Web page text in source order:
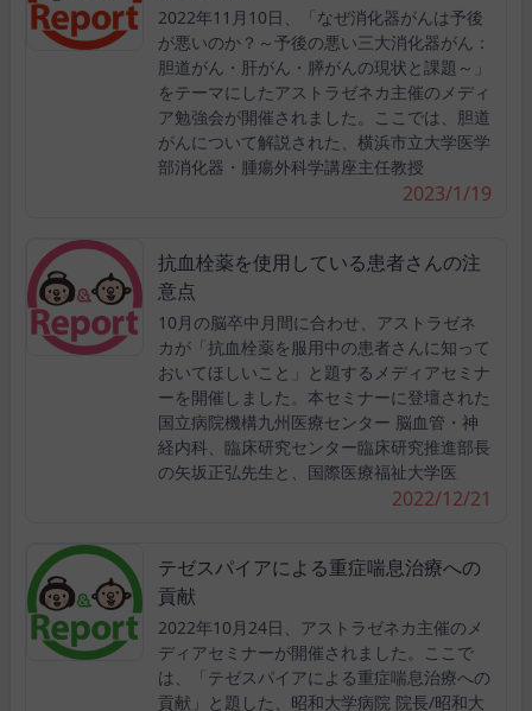
2022年11月10日、「なぜ消化器がんは予後
が悪いのか？～予後の悪い三大消化器がん：
胆道がん・肝がん・膵がんの現状と課題～」
をテーマにしたアストラゼネカ主催のメディ
ア勉強会が開催されました。ここでは、胆道
がんについて解説された、横浜市立大学医学
部消化器・腫瘍外科学講座主任教授
2023/1/19
抗血栓薬を使用している患者さんの注
意点
10月の脳卒中月間に合わせ、アストラゼネ
カが「抗血栓薬を服用中の患者さんに知って
おいてほしいこと」と題するメディアセミナ
ーを開催しました。本セミナーに登壇された
国立病院機構九州医療センター 脳血管・神
経内科、臨床研究センター臨床研究推進部長
の矢坂正弘先生と、国際医療福祉大学医
2022/12/21
テゼスパイアによる重症喘息治療への
貢献
2022年10月24日、アストラゼネカ主催のメ
ディアセミナーが開催されました。ここで
は、「テゼスパイアによる重症喘息治療への
貢献」と題した、昭和大学病院 院長/昭和大